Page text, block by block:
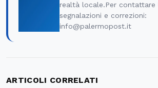
realtà locale.Per contattare
segnalazioni e correzioni:
info@palermopost.it
ARTICOLI CORRELATI